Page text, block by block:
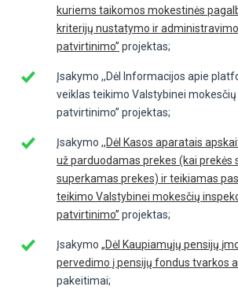
kuriems taikomos mokestinės
kriterijų nustatymo ir
patvirtinimo” projektas;
Įsakymo ,,Dėl Informacijos apie
veiklas teikimo Valstybinei
patvirtinimo” projektas;
Įsakymo ,,Dėl Kasos aparatais
už parduodamas prekes (kai prekės
superkamas prekes) ir teikiamas
teikimo Valstybinei mokesčių
patvirtinimo” projektas;
Įsakymo „Dėl Kaupiamųjų pensijų
pervedimo į pensijų fondus tvarkos
pakeitimai;